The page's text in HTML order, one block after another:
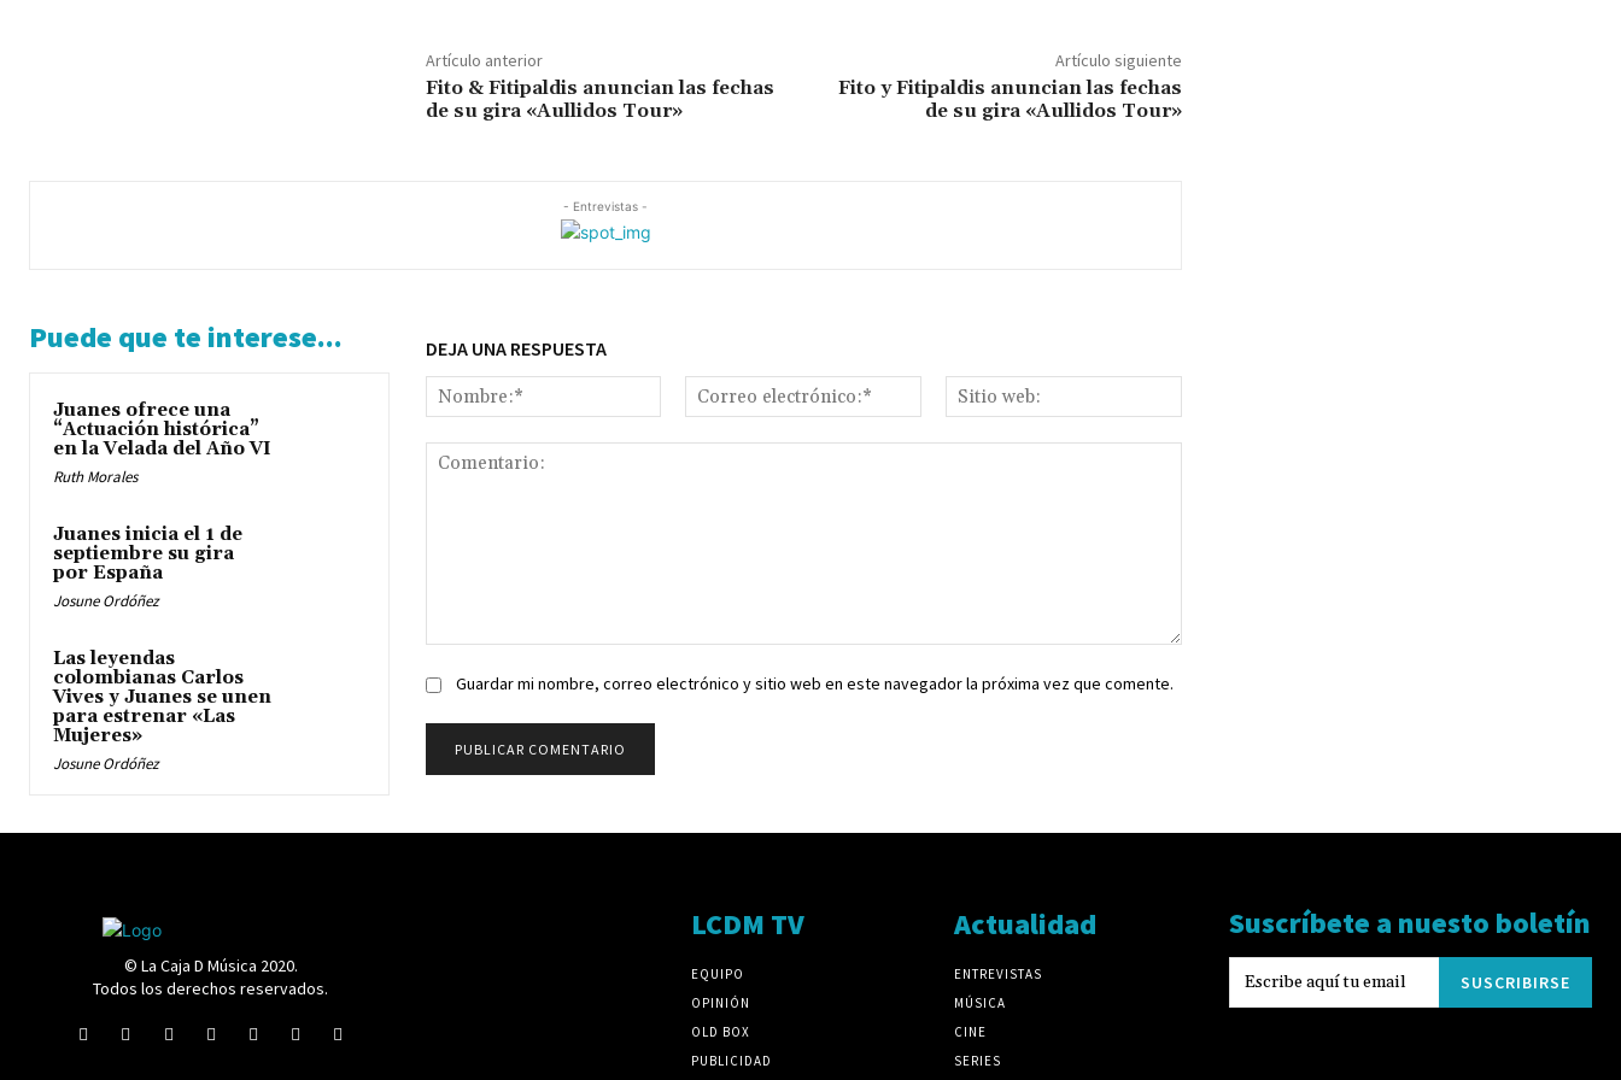
Artículo anterior
Fito & Fitipaldis anuncian las fechas
de su gira «Aullidos Tour»
Artículo siguiente
Fito y Fitipaldis anuncian las fechas
de su gira «Aullidos Tour»
- Entrevistas -
Puede que te interese...
Juanes ofrece una
“Actuación histórica”
en la Velada del Año VI
Ruth Morales
Juanes inicia el 1 de
septiembre su gira
por España
Josune Ordóñez
Las leyendas
colombianas Carlos
Vives y Juanes se unen
para estrenar «Las
Mujeres»
Josune Ordóñez
DEJA UNA RESPUESTA
Nombre:*
Correo
electrónico:*
web:
Guardar mi nombre, correo electrónico y sitio web en este navegador la próxima vez que comente.
© La Caja D Música 2020.
Todos los derechos reservados.
LCDM TV
EQUIPO
OPINIÓN
OLD BOX
PUBLICIDAD
Actualidad
ENTREVISTAS
MÚSICA
CINE
SERIES
Suscríbete a nuesto boletín
SUSCRIBIRSE